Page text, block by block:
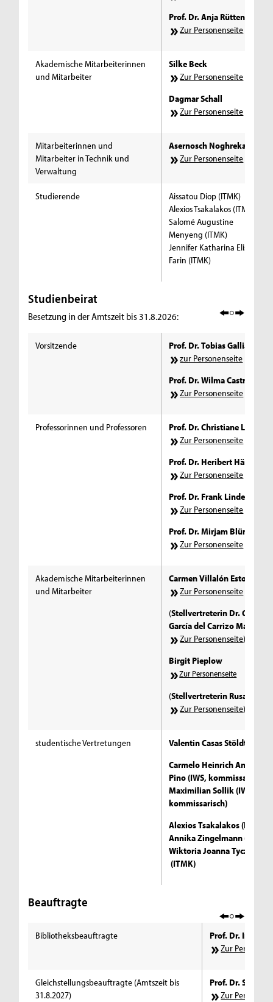
Prof. Dr. Anja Rütten
Zur Personenseite
Akademische Mitarbeiterinnen
und Mitarbeiter
Silke Beck
Zur Personenseite
Dagmar Schall
Zur Personenseite
Mitarbeiterinnen und
Mitarbeiter in Technik und
Verwaltung
Asernosch Noghrekar
Zur Personenseite
Studierende
Aissatou Diop (ITMK)
Alexios Tsakalakos (ITMK)
Salomé Augustine
Menyeng (ITMK)
Jennifer Katharina Elisabeth
Farin (ITMK)
Studienbeirat
Besetzung in der Amtszeit bis 31.8.2026:
Vorsitzende
Prof. Dr. Tobias Galliat
zur Personenseite
Prof. Dr. Wilma Castro-
Zur Personenseite
Professorinnen und Professoren
Prof. Dr. Christiane
Zur Personenseite
Prof. Dr. Heribert Härtinger
Zur Personenseite
Prof. Dr. Frank Linde
Zur Personenseite
Prof. Dr. Mirjam Blümm
Zur Personenseite
Akademische Mitarbeiterinnen
und Mitarbeiter
Carmen Villalón Estoa
Zur Personenseite
(Stellvertreterin Dr. Carmen
García del Carrizo
Zur Personenseite)
Birgit Pieplow
Zur Personenseite
(Stellvertreterin Rusalka
Zur Personenseite)
studentische Vertretungen
Valentin Casas Stöldt (IWS)
Carmelo Heinrich Antonio
Pino (IWS, kommissarisch)
Maximilian Sollik (IWS,
kommissarisch)
Alexios Tsakalakos (ITMK)
Annika Zingelmann (ITMK)
Wiktoria Joanna
(ITMK)
Beauftragte
Bibliotheksbeauftragte
Prof. Dr. Inka
Zur
Gleichstellungsbeauftragte (Amtszeit bis
31.8.2027)
Prof. Dr. Sigrid
Zur